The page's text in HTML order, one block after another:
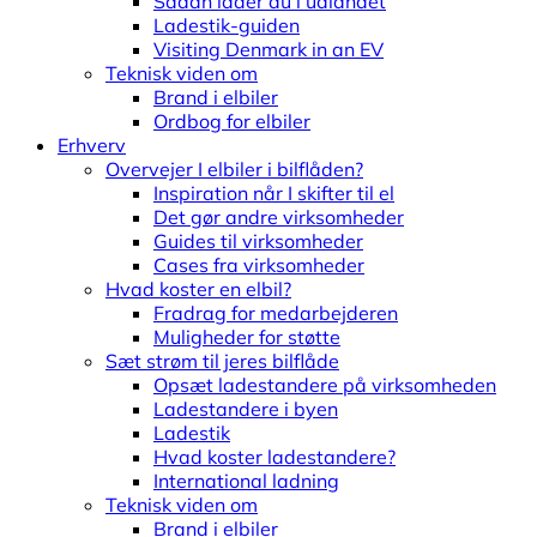
Ladestik-guiden
Visiting Denmark in an EV
Teknisk viden om
Brand i elbiler
Ordbog for elbiler
Erhverv
Overvejer I elbiler i bilflåden?
Inspiration når I skifter til el
Det gør andre virksomheder
Guides til virksomheder
Cases fra virksomheder
Hvad koster en elbil?
Fradrag for medarbejderen
Muligheder for støtte
Sæt strøm til jeres bilflåde
Opsæt ladestandere på virksomheden
Ladestandere i byen
Ladestik
Hvad koster ladestandere?
International ladning
Teknisk viden om
Brand i elbiler